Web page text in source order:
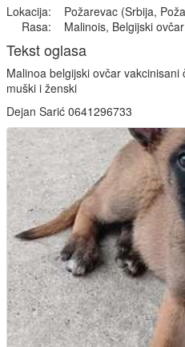
Lokacija:
Požarevac (Srbija,
Rasa:
Malinois, Belgijski
Tekst oglasa
Malinoa belgijski ovčar
muški i ženski
Dejan Sarić 0641296733